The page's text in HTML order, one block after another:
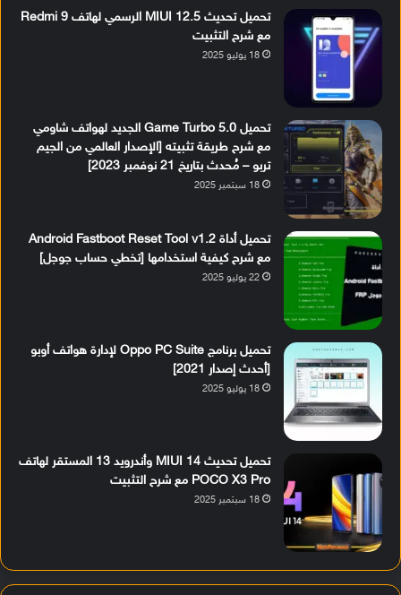
تحميل تحديث MIUI 12.5 الرسمي لهاتف Redmi 9
مع شرح التثبيت
18 يوليو 2025
تحميل Game Turbo 5.0 الجديد لهواتف شاومي
مع شرح طريقة تثبيته [الإصدار العالمي من الجيم
تربو – مُحدث بتاريخ 21 نوفمبر 2023]
18 سبتمبر 2025
تحميل أداة Android Fastboot Reset Tool v1.2
مع شرح كيفية استخدامها [تخطي حساب جوجل]
22 يوليو 2025
تحميل برنامج Oppo PC Suite لإدارة هواتف أوبو
[أحدث إصدار 2021]
18 يوليو 2025
تحميل تحديث MIUI 14 وأندرويد 13 المستقر لهاتف
POCO X3 Pro مع شرح التثبيت
18 سبتمبر 2025